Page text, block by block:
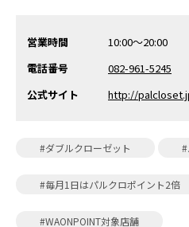
営業時間
10:00～20:00
電話番号
082-961-5245
公式サイト
http://
#ダブルクローゼット
#毎月1日はパルクロポイント2倍
#WAONPOINT対象店舗